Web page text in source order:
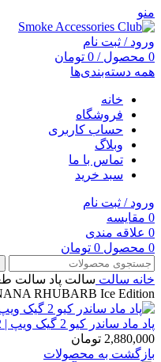
منو
ورود / ثبت نام
0 محصول /
0 تومان
همه دسته‌بندی‌ها
خانه
فروشگاه
حساب کاربری
وبلاگ
تماس با ما
سبد خرید
ورود / ثبت نام
0 مقایسه
0 علاقه مندی
0 محصول 0 تومان
خانه سالت سالت پاد سالت
RHUBARB Ice Edition
پاد ماد ساندر کیو 2 گیک ویپ | GEEK VAPE SONDER Q2
2,880,000 تومان
بازگشت به محصولات